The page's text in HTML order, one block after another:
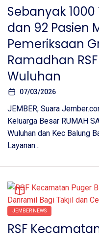
Sebanyak
dan 92 Pasien
Pemeriksaan
Ramadhan
Wuluhan
07/03/2026
JEMBER, Suara
Keluarga Besar RUMAH
Wuluhan dan Kec Balung
Layanan...
JEMBER NEWS
RSF